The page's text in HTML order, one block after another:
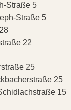
Straße 5
Straße 5
22
25
25
15